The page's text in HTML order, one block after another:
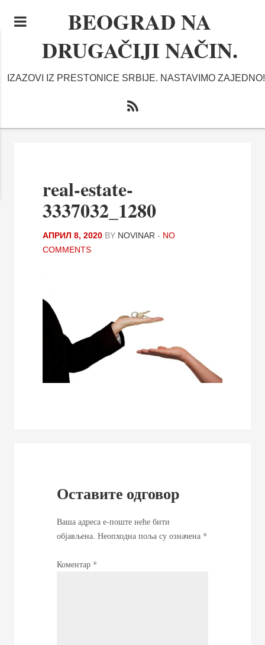
BEOGRAD NA
DRUGAČIJI NAČIN.
IZAZOVI IZ PRESTONICE SRBIJE. NASTAVIMO ZAJEDNO!
real-estate-
3337032_1280
АПРИЛ 8, 2020 BY NOVINAR - NO
COMMENTS
Оставите одговор
Ваша адреса е-поште неће бити
објављена. Неопходна поља су означена *
Коментар *